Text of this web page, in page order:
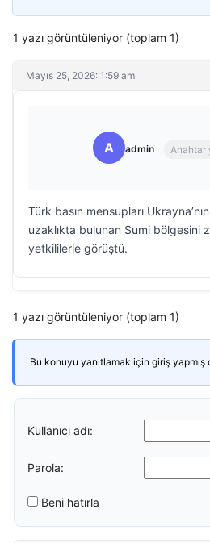
1 yazı görüntüleniyor (toplam 1)
Mayıs 25, 2026: 1:59 am
A admin Anahtar
Türk basın mensupları
uzaklıkta bulunan Sumi bölgesini
yetkililerle görüştü.
1 yazı görüntüleniyor (toplam 1)
Bu konuyu yanıtlamak için giriş yapmış
Kullanıcı adı:
Parola:
Beni hatırla